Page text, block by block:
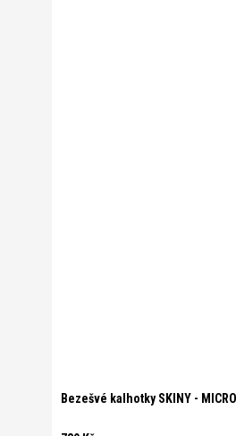
Bezešvé kalhotky SKINY -